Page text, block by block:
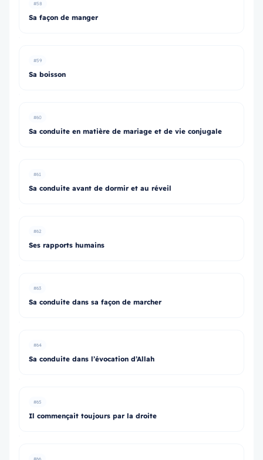
#58
Sa façon de manger
#59
Sa boisson
#60
Sa conduite en matière de mariage et de vie conjugale
#61
Sa conduite avant de dormir et au réveil
#62
Ses rapports humains
#63
Sa conduite dans sa façon de marcher
#64
Sa conduite dans l’évocation d’Allah
#65
Il commençait toujours par la droite
#66